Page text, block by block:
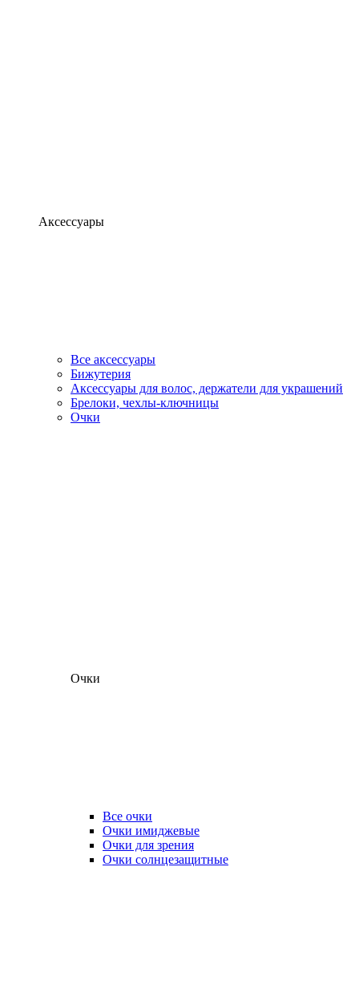
Аксессуары
Все аксессуары
Бижутерия
Аксессуары для волос, держатели для украшений
Брелоки, чехлы-ключницы
Очки
Очки
Все очки
Очки имиджевые
Очки для зрения
Очки солнцезащитные